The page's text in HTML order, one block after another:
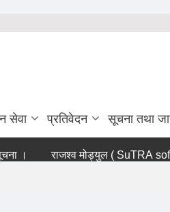
सेवा प्रतिवेदन सूचना तथा
। राजश्व मोड्युल ( SuTRA